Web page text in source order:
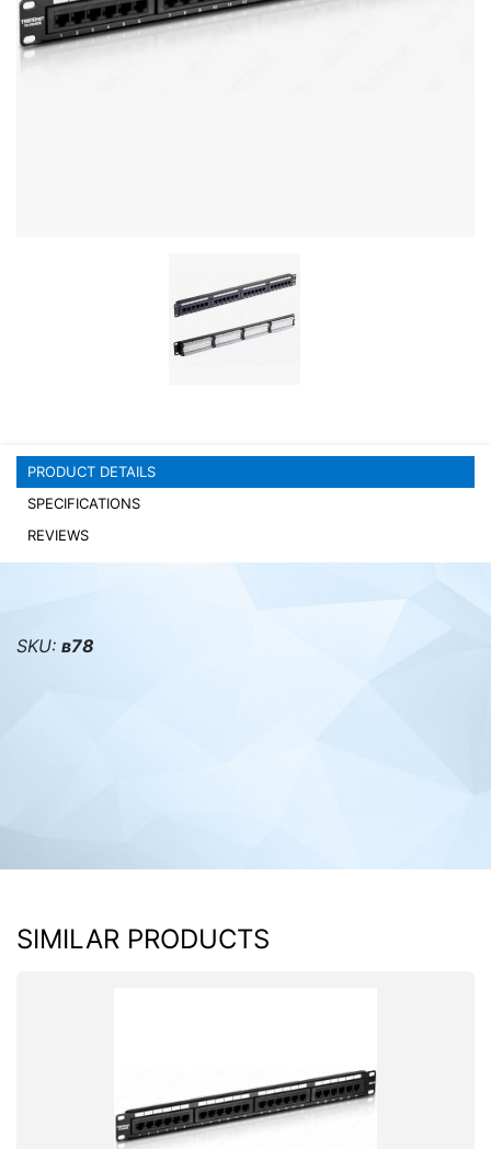
Mouses and keybords
Cooling systems
PRODUCT DETAILS
SPECIFICATIONS
REVIEWS
SKU: в78
SIMILAR PRODUCTS